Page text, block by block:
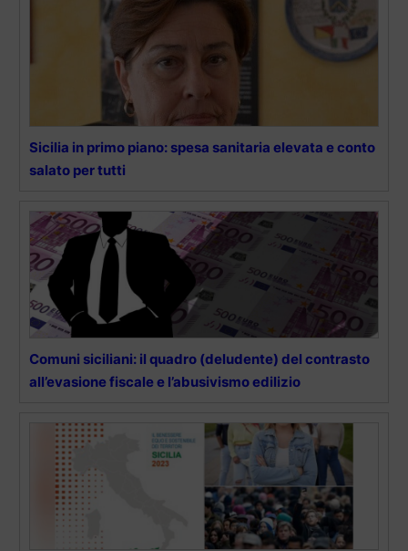
Sicilia in primo piano: spesa sanitaria elevata e conto
salato per tutti
Comuni siciliani: il quadro (deludente) del contrasto
all’evasione fiscale e l’abusivismo edilizio